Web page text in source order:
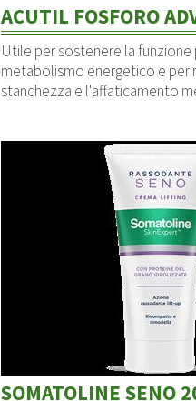
ACUTIL FOSFORO
Utile per sostenere la funzione
metabolismo energetico e per
stanchezza e l'affaticamento
SOMATOLINE SENO